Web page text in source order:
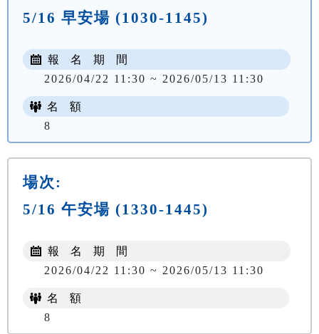
5/16 早安場 (1030-1145)
報 名 期 間
2026/04/22 11:30 ~ 2026/05/13 11:30
名 額
8
場次:
5/16 午安場 (1330-1445)
報 名 期 間
2026/04/22 11:30 ~ 2026/05/13 11:30
名 額
8